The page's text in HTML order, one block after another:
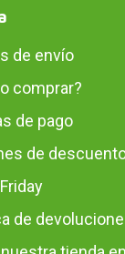
de envío
comprar?
de pago
de
de